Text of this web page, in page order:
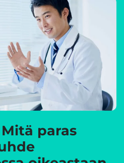
paras